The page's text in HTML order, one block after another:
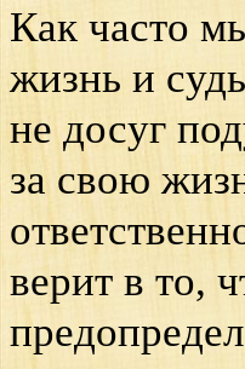
Как часто
жизнь и
не досуг
за свою
верит в то,